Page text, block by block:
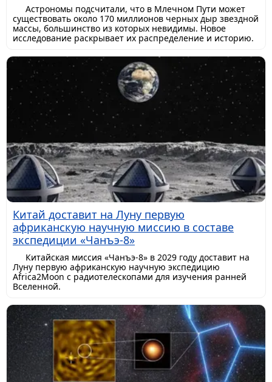
Астрономы подсчитали, что в Млечном Пути может
существовать около 170 миллионов черных дыр звездной
массы, большинство из которых невидимы. Новое
исследование раскрывает их распределение и историю.
Китай доставит на Луну первую
африканскую научную миссию в составе
экспедиции «Чанъэ-8»
Китайская миссия «Чанъэ-8» в 2029 году доставит на
Луну первую африканскую научную экспедицию
Africa2Moon с радиотелескопами для изучения ранней
Вселенной.